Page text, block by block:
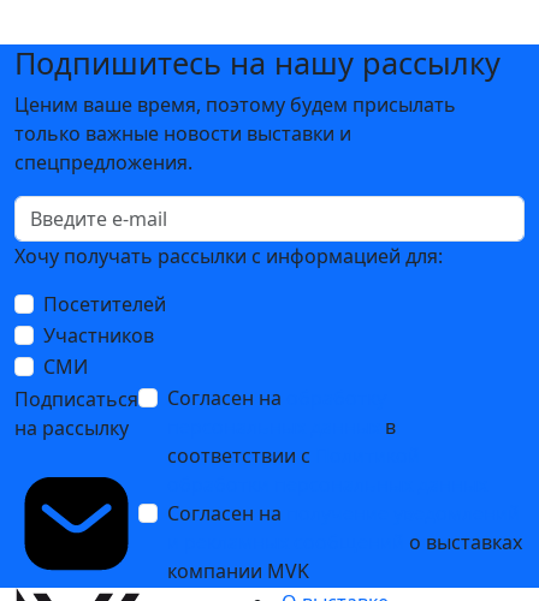
Подпишитесь на нашу рассылку
Ценим ваше время, поэтому будем присылать
только важные новости выставки и
спецпредложения.
Хочу получать рассылки с информацией для:
Посетителей
Участников
СМИ
Подписаться
на рассылку
Согласен на
в
соответствии с
Согласен на
о выставках
компании MVK